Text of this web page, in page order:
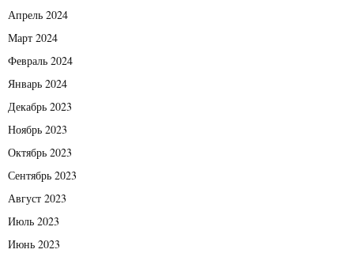
Апрель 2024
Март 2024
Февраль 2024
Январь 2024
Декабрь 2023
Ноябрь 2023
Октябрь 2023
Сентябрь 2023
Август 2023
Июль 2023
Июнь 2023